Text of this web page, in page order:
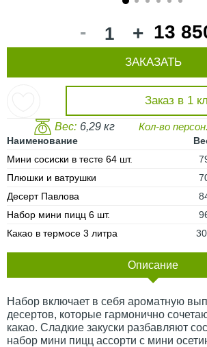
- + 13
Заказ в 1
ЗАКАЗАТЬ
Вес: 6,29 кг Кол-во
Наименование
Мини сосиски в тесте 64 шт.
Плюшки и ватрушки
Десерт Павлова
Набор мини пицц 6 шт.
Какао в термосе 3 литра
Описание
Набор включает в себя ароматную
десертов, которые гармонично
какао. Сладкие закуски разбавляют
набор мини пицц ассорти с мини